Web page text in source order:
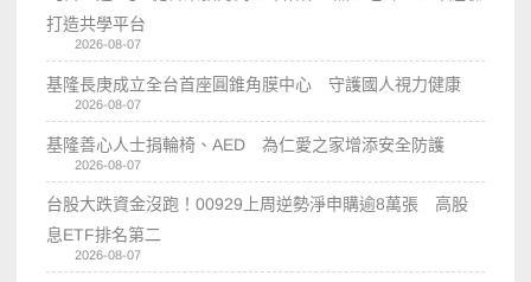
打造共學平台
2026-08-07
基隆長庚成立全台首座圓錐角膜中心 守護國人視力健康
2026-08-07
基隆善心人士捐輪椅、AED 為仁愛之家增添安全防護
2026-08-07
台股大跌資金沒跑！00929上周逆勢淨申購逾8萬張 高股
息ETF排名第二
2026-08-07